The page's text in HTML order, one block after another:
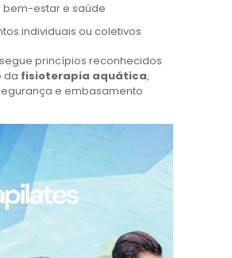
bem-estar e saúde
individuais ou coletivos
princípios reconhecidos
da fisioterapia aquática,
e embasamento